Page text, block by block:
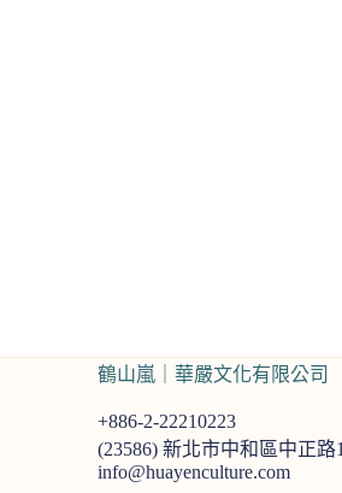
鶴山嵐｜華嚴文化有限公司
+886-2-22210223
(23586) 新北市中和區中正路
info@huayenculture.com